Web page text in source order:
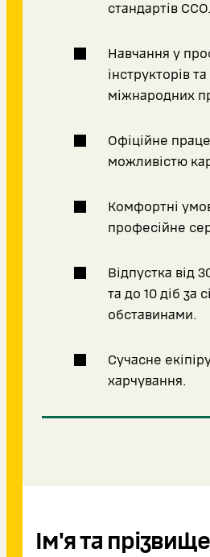
стандартів ССО.
Навчання у
інструкторів
міжнародних
Офіційне
можливістю
Комфортні
професійне
Відпустка від
та до 10 діб за
обставинами.
Сучасне
харчування.
Ім'я та прізвище